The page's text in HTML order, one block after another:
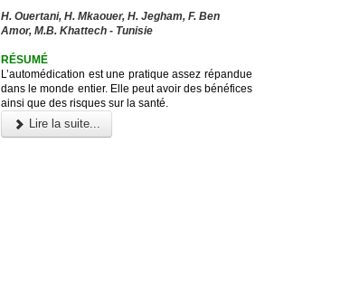
H. Ouertani, H. Mkaouer, H. Jegham, F. Ben
Amor, M.B. Khattech - Tunisie
RÉSUMÉ
L’automédication est une pratique assez répandue
dans le monde entier. Elle peut avoir des bénéfices
ainsi que des risques sur la santé.
Lire la suite...